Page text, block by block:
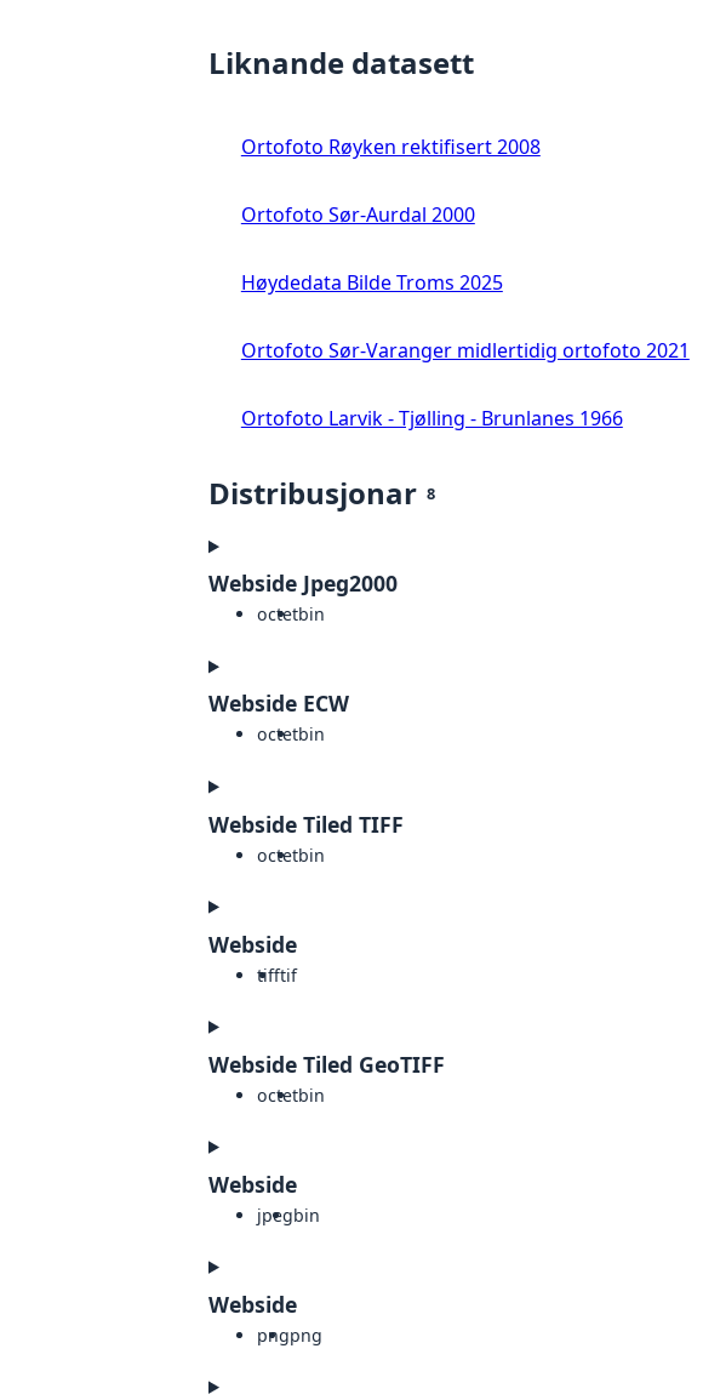
Liknande datasett
Ortofoto Røyken rektifisert 2008
Ortofoto Sør-Aurdal 2000
Høydedata Bilde Troms 2025
Ortofoto Sør-Varanger midlertidig ortofoto 2021
Ortofoto Larvik - Tjølling - Brunlanes 1966
Distribusjonar 8
Webside Jpeg2000
octetbin
Webside ECW
octetbin
Webside Tiled TIFF
octetbin
Webside
tifftif
Webside Tiled GeoTIFF
octetbin
Webside
jpegbin
Webside
pngpng